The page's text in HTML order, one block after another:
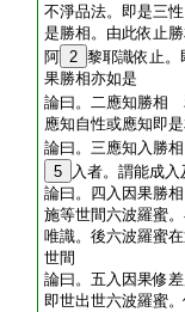
不淨品法。即是三
是勝相。由此依止
阿 2 黎耶識依止。
果勝相亦如是
論曰。二應知勝相
應知自性或應知即
論曰。三應知入勝
5
入者。謂能成
論曰。四入因果勝
施等世間六波羅蜜
唯識。後六波羅蜜
世間
論曰。五入因果修
即世出世六波羅蜜